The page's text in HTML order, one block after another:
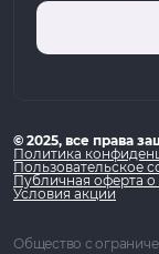
© 2025, все права
Политика
Пользовательское
Публичная оферта
Условия акции
Общество с